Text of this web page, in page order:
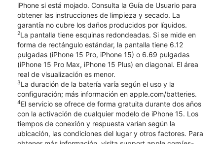
iPhone si está mojado. Consulta la Guía de Usuario para
obtener las instrucciones de limpieza y secado. La
garantía no cubre los daños producidos por líquidos.
2La pantalla tiene esquinas redondeadas. Si se mide en
forma de rectángulo estándar, la pantalla tiene 6.12
pulgadas (iPhone 15 Pro, iPhone 15) o 6.69 pulgadas
(iPhone 15 Pro Max, iPhone 15 Plus) en diagonal. El área
real de visualización es menor.
3La duración de la batería varía según el uso y la
configuración; más información en apple.com/batteries.
4El servicio se ofrece de forma gratuita durante dos años
con la activación de cualquier modelo de iPhone 15. Los
tiempos de conexión y respuesta varían según la
ubicación, las condiciones del lugar y otros factores. Para